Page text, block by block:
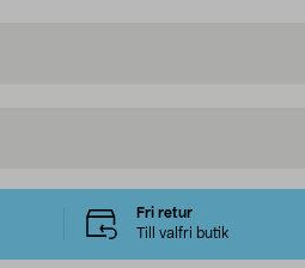
Fri retur
Till valfri butik